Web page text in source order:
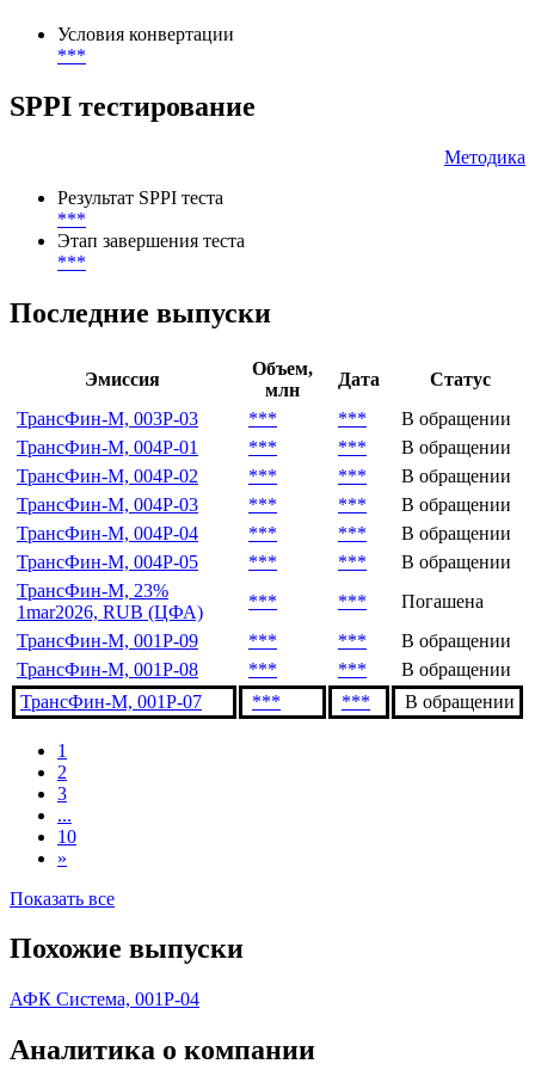
Условия конвертации
***
SPPI тестирование
Методика
Результат SPPI теста
***
Этап завершения теста
***
Последние выпуски
Эмиссия
Объем,
млн
Дата
Статус
ТрансФин-М, 003Р-03
*** ***
В обращении
ТрансФин-М, 004P-01
*** ***
В обращении
ТрансФин-М, 004P-02
*** ***
В обращении
ТрансФин-М, 004P-03
*** ***
В обращении
ТрансФин-М, 004P-04
*** ***
В обращении
ТрансФин-М, 004P-05
*** ***
В обращении
ТрансФин-М, 23%
1mar2026, RUB (ЦФА)
*** ***
Погашена
ТрансФин-М, 001P-09
*** ***
В обращении
ТрансФин-М, 001P-08
*** ***
В обращении
ТрансФин-М, 001Р-07
*** *** В обращении
1
2
3
...
10
»
Показать все
Похожие выпуски
АФК Система, 001P-04
Аналитика о компании